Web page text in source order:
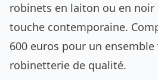
robinets en laiton ou en
touche contemporaine.
600 euros pour un ensemble
robinetterie de qualité.